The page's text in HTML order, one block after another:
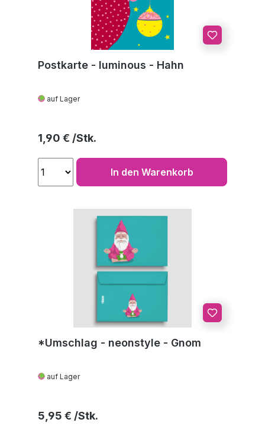
Postkarte - luminous - Hahn
auf Lager
Regulärer Preis:
1,90 €
In den Warenkorb
*Umschlag - neonstyle - Gnom
auf Lager
Regulärer Preis:
5,95 €